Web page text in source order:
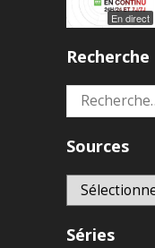
En direct
Recherche
Rechercher :
Sources
Séries